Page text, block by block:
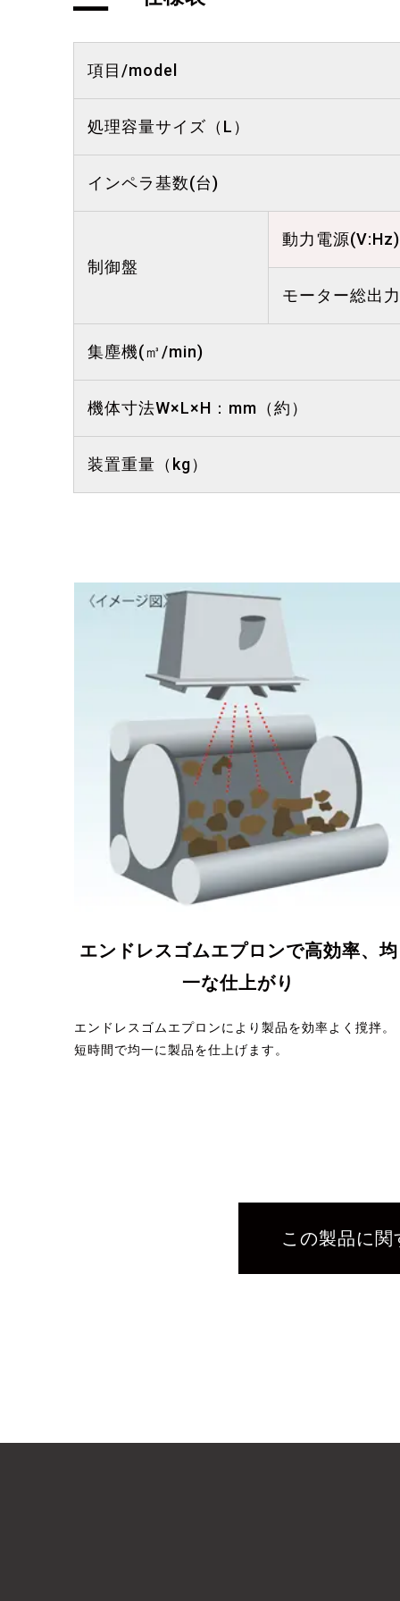
項目/model
処理容量サイズ（L）
インペラ基数(台)
制御盤
動力電源(V:Hz)
モーター総出
集塵機(㎥/min)
機体寸法W×L×H：mm（約）
装置重量（kg）
エンドレスゴムエプロンで高効率、均
一な仕上がり
エンドレスゴムエプロンにより製品を効率よく撹拌。
短時間で均一に製品を仕上げます。
この製品に